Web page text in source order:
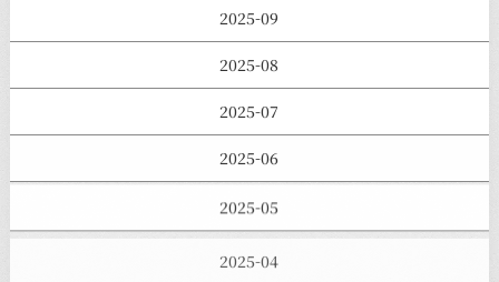
2025-09
2025-08
2025-07
2025-06
2025-05